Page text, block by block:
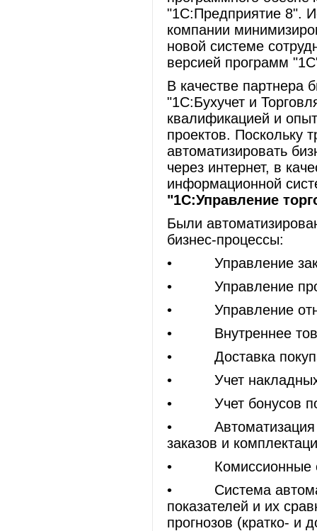
"1С:Предприятие 8".
компании
новой системе
версией программ
В качестве партнера
"1С:Бухучет и
квалификацией и
проектов. Поскольку
автоматизировать
через интернет, в
информационной
"1С:Управление
Были
бизнес-процессы:
• Управление
• Управление
• Управление
• Внутреннее
• Доставка
• Учет накладных
• Учет бонусов
• Автоматизация
заказов и
• Комиссионные
• Система
показателей и их
прогнозов (кратко- и